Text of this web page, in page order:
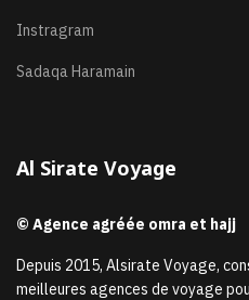
Instragram
Sadaqa Haramain
Al Sirate Voyage
© Agence agréée omra et hajj
Depuis 2015, Alsirate Voyage,
meilleures agences de voyage